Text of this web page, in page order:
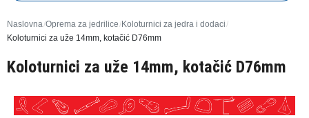
Naslovna Oprema za jedrilice Koloturnici za jedra i dodaci
Koloturnici za uže 14mm, kotačić D76mm
Koloturnici za uže 14mm, kotačić D76mm